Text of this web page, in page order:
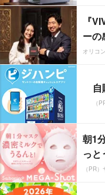
『
ーの
オリコ
（
朝1
っと
（PR